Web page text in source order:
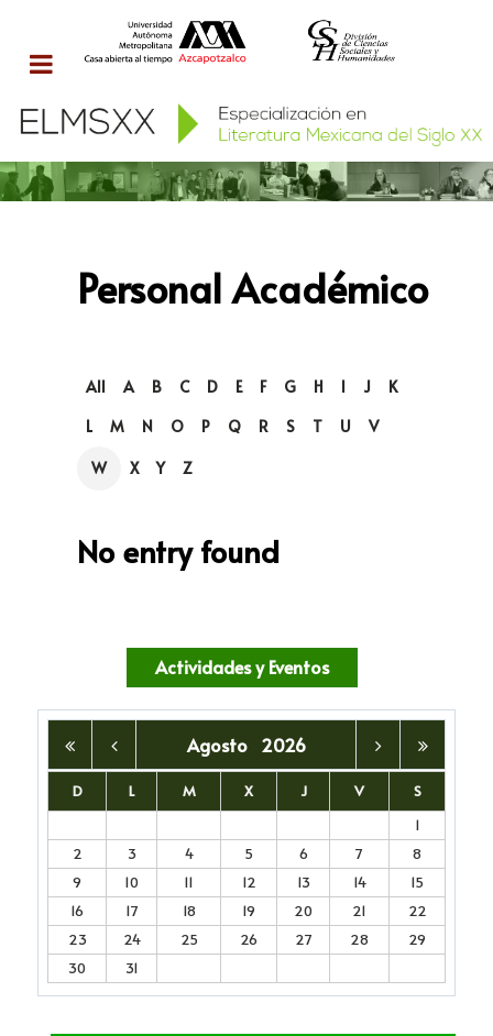
Personal Académico
All A B C D E F G H I J
K
L
M N O P Q R S T U
V
W
X Y Z
No entry found
Actividades y Eventos
Agosto 2026
D L M X J V
S
1
2
3 4 5 6 7
8
9
10 11 12 13 14
15
16
17 18 19 20 21
22
23
24 25 26 27 28
29
30
31